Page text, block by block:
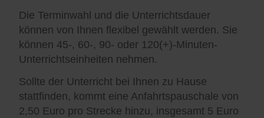
Die Terminwahl und die Unterrichtsdauer
können von Ihnen flexibel gewählt werden. Sie
können 45-, 60-, 90- oder 120(+)-Minuten-
Unterrichtseinheiten nehmen.
Sollte der Unterricht bei Ihnen zu Hause
stattfinden, kommt eine Anfahrtspauschale von
2,50 Euro pro Strecke hinzu, insgesamt 5 Euro